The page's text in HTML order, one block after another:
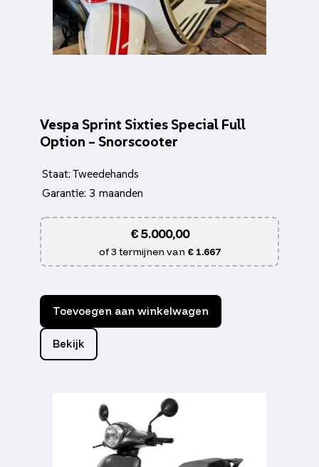
Vespa Sprint Sixties Special Full
Option – Snorscooter
Staat: Tweedehands
Garantie: 3 maanden
€5.000,00
of 3 termijnen van € 1.667
Toevoegen aan winkelwagen
Bekijk